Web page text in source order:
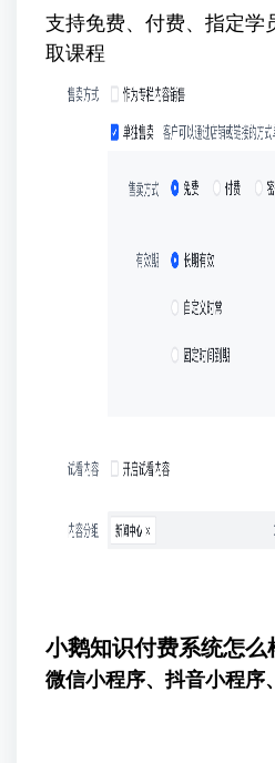
支持免费、付费、指定学
取课程
小鹅知识付费系统怎么
微信小程序、抖音小程序